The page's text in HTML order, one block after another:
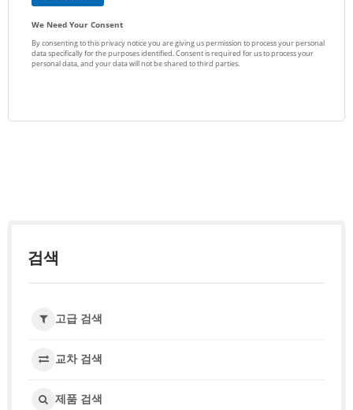
검색
고급 검색
교차 검색
제품 검색